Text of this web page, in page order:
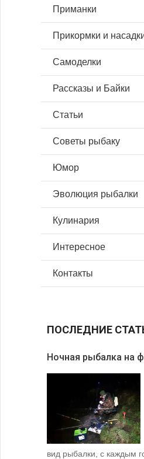
Приманки
Прикормки и
Самоделки
Рассказы и Байки
Статьи
Советы рыбаку
Юмор
Эволюция рыбалки
Кулинария
Интересное
Контакты
ПОСЛЕДНИЕ
Ночная рыбалка на
вид рыбалки, с каждым